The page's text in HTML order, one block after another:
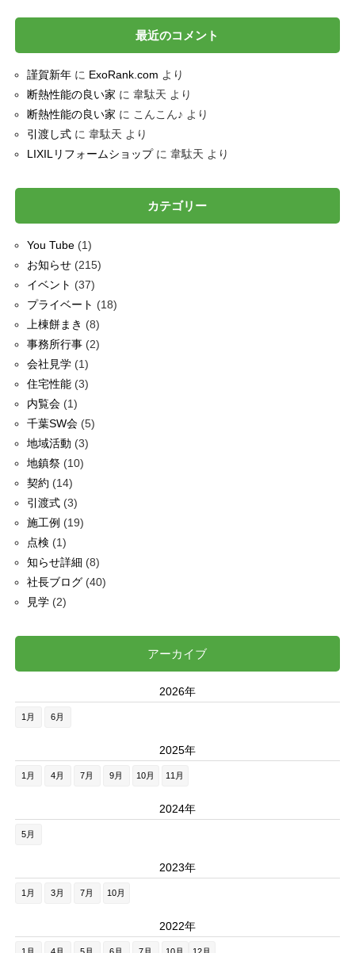
最近のコメント
謹賀新年に ExoRank.com より
断熱性能の良い家 に 韋駄天 より
断熱性能の良い家 に こんこん♪ より
引渡し式に 韋駄天 より
LIXILリフォームショップに 韋駄天 より
カテゴリー
You Tube(1)
お知らせ(215)
イベント (37)
プライベート (18)
上棟餅まき (8)
事務所行事(2)
会社見学(1)
住宅性能(3)
内覧会(1)
千葉SW会(5)
地域活動 (3)
地鎮祭(10)
契約 (14)
引渡式(3)
施工例 (19)
点検 (1)
知らせ詳細 (8)
社長ブログ(40)
見学(2)
アーカイブ
2026年
1月 6月
2025年
1月 4月 7月 9月 10月 11月
2024年
5月
2023年
1月 3月 7月 10月
2022年